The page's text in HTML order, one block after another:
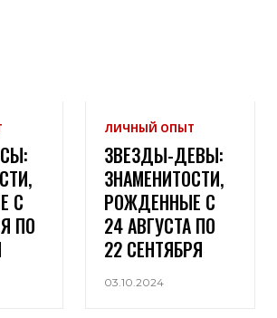
С
ПО
ЛИЧНЫЙ ОПЫТ
ЗВЕЗДЫ-ДЕВЫ:
ЗНАМЕНИТОСТИ,
РОЖДЕННЫЕ С
24 АВГУСТА ПО
22 СЕНТЯБРЯ
03.10.2024